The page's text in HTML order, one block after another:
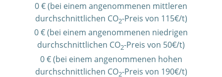
0 € (bei einem angenommenen mittleren
durchschnittlichen CO2-Preis von 115€/t)
0 € (bei einem angenommenen niedrigen
durchschnittlichen CO2-Preis von 50€/t)
0 € (bei einem angenommenen hohen
durchschnittlichen CO2-Preis von 190€/t)